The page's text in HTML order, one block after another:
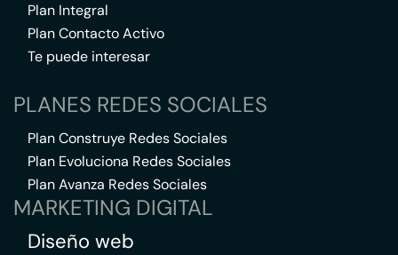
Plan Integral
Plan Contacto Activo
Te puede interesar
PLANES REDES SOCIALES
Plan Construye Redes Sociales
Plan Evoluciona Redes Sociales
Plan Avanza Redes Sociales
MARKETING DIGITAL
Diseño web